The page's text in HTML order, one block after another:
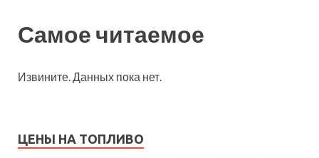
Самое читаемое
Извините. Данных пока нет.
ЦЕНЫ НА ТОПЛИВО